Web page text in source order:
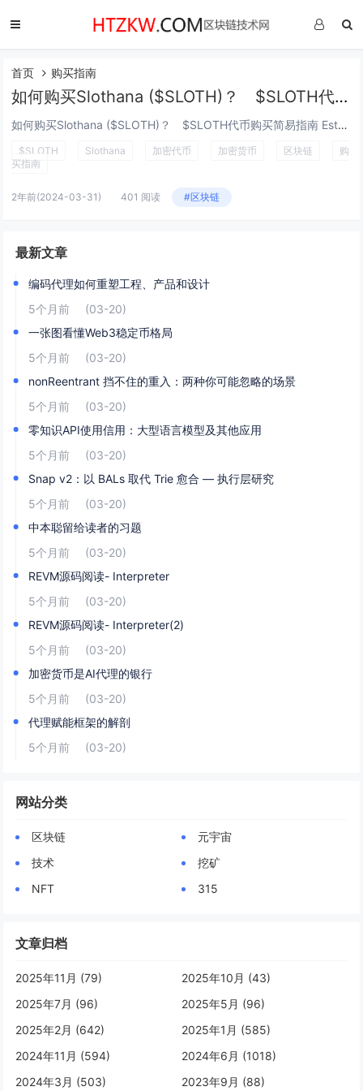
首页 购买指南
如何购买Slothana ($SLOTH)？ $SLOTH代币购买简易指南
如何购买Slothana ($SLOTH)？ $SLOTH代币购买简易指南 Esther Hui 三月 28, 2024 11:0...
$SLOTH Slothana 加密代币 加密货币 区块链
购
买指南
2年前(2024-03-31) 401 阅读 #区块链
最新文章
编码代理如何重塑工程、产品和设计
5个月前
(03-20)
一张图看懂Web3稳定币格局
5个月前
(03-20)
nonReentrant 挡不住的重入：两种你可能忽略的场景
5个月前
(03-20)
零知识API使用信用：大型语言模型及其他应用
5个月前
(03-20)
Snap v2：以 BALs 取代 Trie 愈合 — 执行层研究
5个月前
(03-20)
中本聪留给读者的习题
5个月前
(03-20)
REVM源码阅读- Interpreter
5个月前
(03-20)
REVM源码阅读- Interpreter(2)
5个月前
(03-20)
加密货币是AI代理的银行
5个月前
(03-20)
代理赋能框架的解剖
5个月前
(03-20)
网站分类
区块链
元宇宙
技术
挖矿
NFT
315
文章归档
2025年11月 (79)
2025年10月 (43)
2025年7月 (96)
2025年5月 (96)
2025年2月 (642)
2025年1月 (585)
2024年11月 (594)
2024年6月 (1018)
2024年3月 (503)
2023年9月 (88)